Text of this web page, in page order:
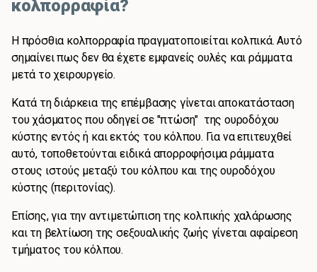
κολπορραφία?
Η πρόσθια κολπορραφία πραγματοποιείται κολπικά. Αυτό
σημαίνει πως δεν θα έχετε εμφανείς ουλές και ράμματα
μετά το χειρουργείο.
Κατά τη διάρκεια της επέμβασης γίνεται αποκατάσταση
του χάσματος που οδηγεί σε "πτώση" της ουροδόχου
κύστης εντός ή και εκτός του κόλπου. Για να επιτευχθεί
αυτό, τοποθετούνται ειδικά απορροφήσιμα ράμματα
στους ιστούς μεταξύ του κόλπου και της ουροδόχου
κύστης (περιτονίας).
Επίσης, για την αντιμετώπιση της κολπικής χαλάρωσης
και τη βελτίωση της σεξουαλικής ζωής γίνεται αφαίρεση
τμήματος του κόλπου.